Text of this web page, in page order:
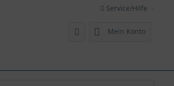
Service/Hilfe
Mein Konto